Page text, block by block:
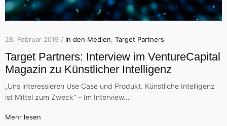
28. Februar 2019 / In den Medien Target Partners
Target Partners: Interview im VentureCapital
Magazin zu Künstlicher Intelligenz
„Uns interessieren Use Case und Produkt. Künstliche Intelligenz
ist Mittel zum Zweck“ – Im Interview…
Mehr lesen